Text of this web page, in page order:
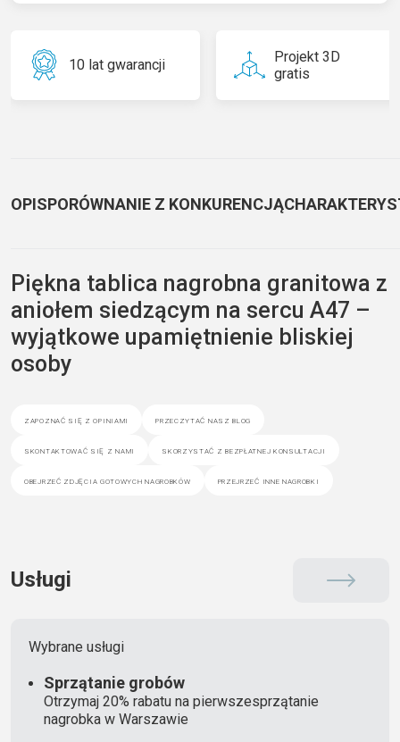
10 lat gwarancji
Projekt 3D
gratis
OPISPORÓWNANIE Z KONKURENCJĄ
Piękna tablica nagrobna granitowa z
aniołem siedzącym na sercu A47 –
wyjątkowe upamiętnienie bliskiej
osoby
zapoznać się z opiniami przeczytać nasz blog
skontaktować się z nami skorzystać z bezpłatnej konsultacji
obejrzeć zdjęcia gotowych nagrobków przejrzeć inne nagrobki
Usługi
Wybrane usługi
Sprzątanie grobów
Otrzymaj 20% rabatu na pierwszesprzątanie
nagrobka w Warszawie